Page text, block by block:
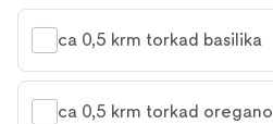
ca 0,5 krm torkad basilika
ca 0,5 krm torkad oregano